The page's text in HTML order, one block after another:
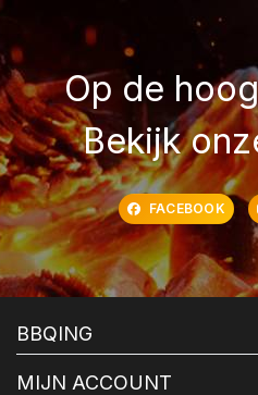
Op de
Bekijk
FACEBOOK
BBQING
MIJN ACCOUNT